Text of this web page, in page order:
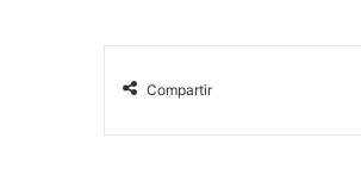
Compartir